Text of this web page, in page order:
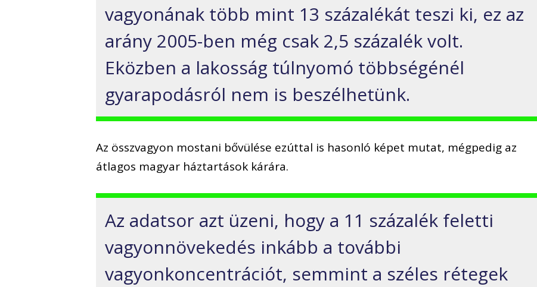
vagyonának több mint 13 százalékát teszi ki, ez az
arány 2005-ben még csak 2,5 százalék volt.
Eközben a lakosság túlnyomó többségénél
gyarapodásról nem is beszélhetünk.
Az összvagyon mostani bővülése ezúttal is hasonló képet mutat, mégpedig az
átlagos magyar háztartások kárára.
Az adatsor azt üzeni, hogy a 11 százalék feletti
vagyonnövekedés inkább a további
vagyonkoncentrációt, semmint a széles rétegek